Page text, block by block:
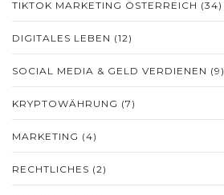
TIKTOK MARKETING ÖSTERREICH (34)
DIGITALES LEBEN (12)
SOCIAL MEDIA & GELD VERDIENEN (9)
KRYPTOWÄHRUNG (7)
MARKETING (4)
RECHTLICHES (2)